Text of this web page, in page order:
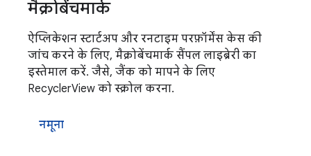
मैक्रोबेंचमार्क
ऐप्लिकेशन स्टार्टअप और रनटाइम परफ़ॉर्मेंस केस की
जांच करने के लिए, मैक्रोबेंचमार्क सैंपल लाइब्रेरी का
इस्तेमाल करें. जैसे, जैंक को मापने के लिए
RecyclerView को स्क्रोल करना.
नमूना